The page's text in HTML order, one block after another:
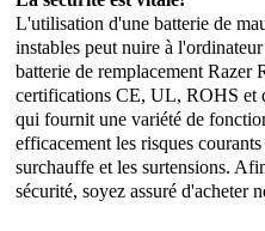
L'utilisation d'une batterie de
instables peut nuire à
batterie de remplacement Razer
certifications CE, UL, ROHS et
qui fournit une variété de
efficacement les risques
surchauffe et les surtensions.
sécurité, soyez assuré d'acheter